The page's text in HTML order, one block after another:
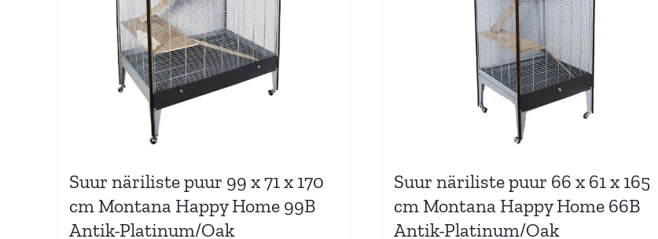
Suur näriliste puur 99 x 71 x 170
cm Montana Happy Home 99B
Antik-Platinum/Oak
Suur näriliste puur 66 x 61 x 165
cm Montana Happy Home 66B
Antik-Platinum/Oak